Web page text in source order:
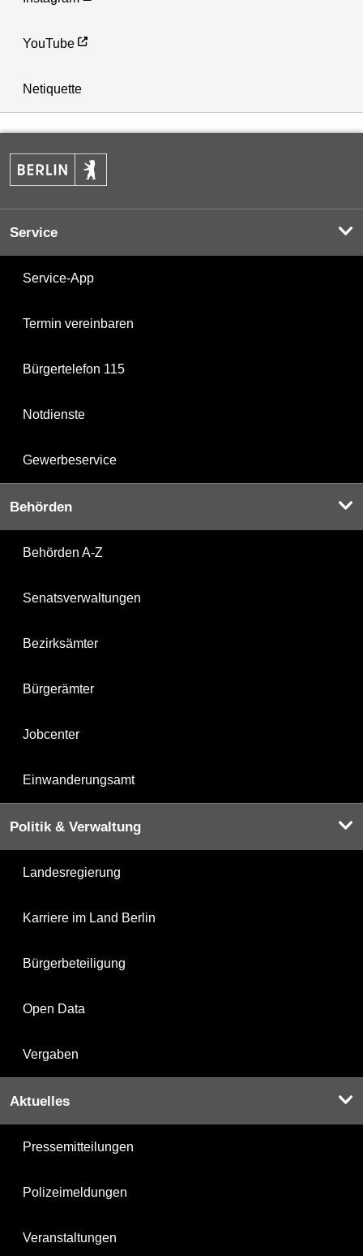
YouTube
Netiquette
Service
Service-App
Termin vereinbaren
Bürgertelefon 115
Notdienste
Gewerbeservice
Behörden
Behörden A-Z
Senatsverwaltungen
Bezirksämter
Bürgerämter
Jobcenter
Einwanderungsamt
Politik & Verwaltung
Landesregierung
Karriere im Land Berlin
Bürgerbeteiligung
Open Data
Vergaben
Aktuelles
Pressemitteilungen
Polizeimeldungen
Veranstaltungen